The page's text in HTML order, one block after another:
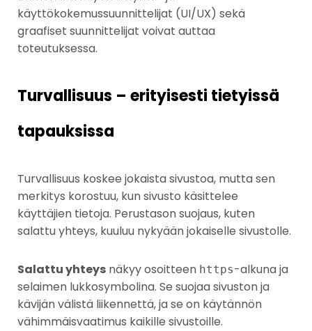
käyttökokemussuunnittelijat (UI/UX) sekä
graafiset suunnittelijat voivat auttaa
toteutuksessa.
Turvallisuus – erityisesti tietyissä
tapauksissa
Turvallisuus koskee jokaista sivustoa, mutta sen
merkitys korostuu, kun sivusto käsittelee
käyttäjien tietoja. Perustason suojaus, kuten
salattu yhteys, kuuluu nykyään jokaiselle sivustolle.
Salattu yhteys näkyy osoitteen https-alkuna ja
selaimen lukkosymbolina. Se suojaa sivuston ja
kävijän välistä liikennettä, ja se on käytännön
vähimmäisvaatimus kaikille sivustoille.